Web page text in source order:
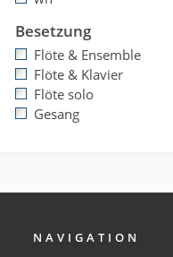
Besetzung
Flöte & Ensemble
Flöte & Klavier
Flöte solo
Gesang
NAVIGATION